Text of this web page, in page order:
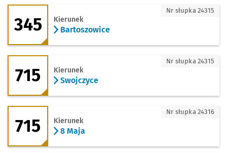
345 - kierunek Bartoszowice
345 Kierunek
Bartoszowice
Nr słupka 24315
715 - kierunek Swojczyce
715 Kierunek
Swojczyce
Nr słupka 24315
715 - kierunek 8 Maja
715 Kierunek
8 Maja
Nr słupka 24316